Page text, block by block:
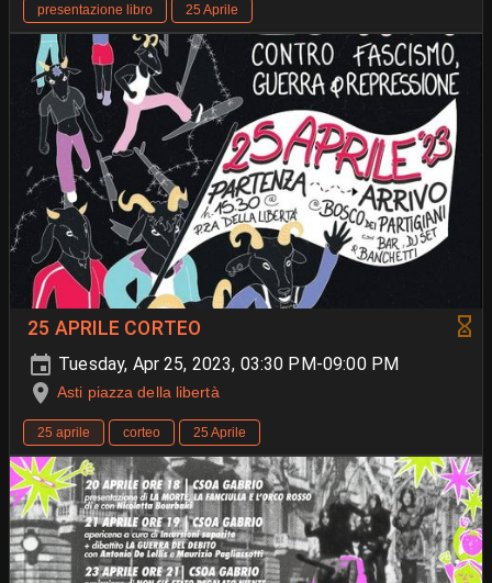
presentazione libro
25 Aprile
25 APRILE CORTEO
Tuesday, Apr 25, 2023, 03:30 PM-09:00 PM
Asti piazza della libertà
25 aprile corteo 25 Aprile